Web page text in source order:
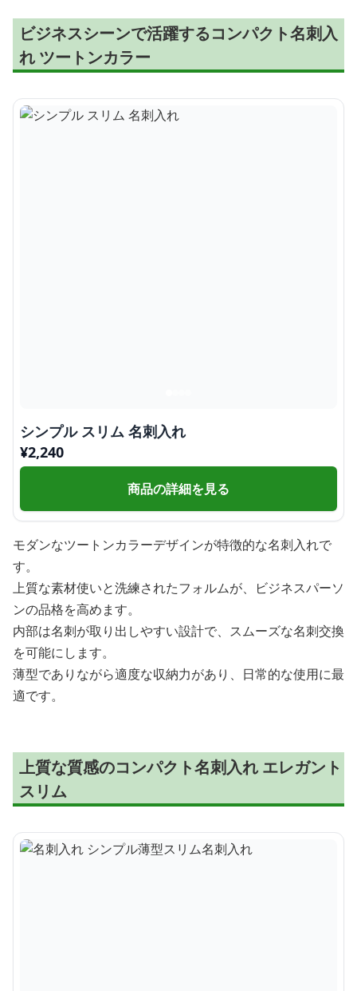
ビジネスシーンで活躍するコンパクト名刺入
れ ツートンカラー
シンプル スリム 名刺入れ
¥2,240
商品の詳細を見る
モダンなツートンカラーデザインが特徴的な名刺入れで
す。
上質な素材使いと洗練されたフォルムが、ビジネスパーソ
ンの品格を高めます。
内部は名刺が取り出しやすい設計で、スムーズな名刺交換
を可能にします。
薄型でありながら適度な収納力があり、日常的な使用に最
適です。
上質な質感のコンパクト名刺入れ エレガント
スリム